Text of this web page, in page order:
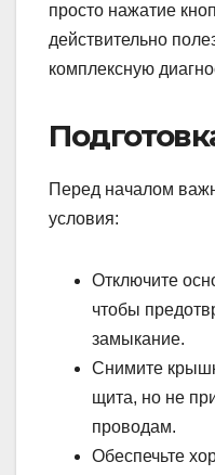
просто нажатие
действительно
комплексную
Перед началом
условия:
Отключите
чтобы
замыкание.
Снимите
щита, но не
проводам.
Обеспечьте